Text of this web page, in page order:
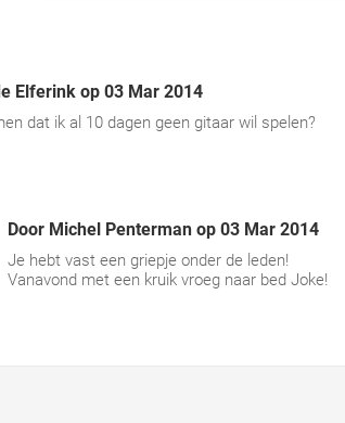
Elferink op 03 Mar 2014
dat ik al 10 dagen geen gitaar wil spelen?
DoorMichel Pentermanop 03 Mar 2014
Je hebt vast een griepje onder de leden!
Vanavond met een kruik vroeg naar bed Joke!